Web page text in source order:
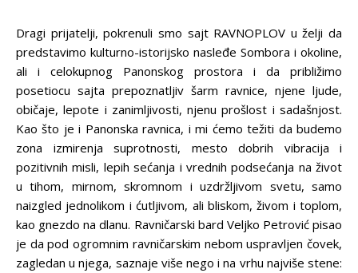
Dragi prijatelji, pokrenuli smo sajt RAVNOPLOV u želji da
predstavimo kulturno-istorijsko nasleđe Sombora i okoline,
ali i celokupnog Panonskog prostora i da približimo
posetiocu sajta prepoznatljiv šarm ravnice, njene ljude,
običaje, lepote i zanimljivosti, njenu prošlost i sadašnjost.
Kao što je i Panonska ravnica, i mi ćemo težiti da budemo
zona izmirenja suprotnosti, mesto dobrih vibracija i
pozitivnih misli, lepih sećanja i vrednih podsećanja na život
u tihom, mirnom, skromnom i uzdržljivom svetu, samo
naizgled jednolikom i ćutljivom, ali bliskom, živom i toplom,
kao gnezdo na dlanu. Ravničarski bard Veljko Petrović pisao
je da pod ogromnim ravničarskim nebom uspravljen čovek,
zagledan u njega, saznaje više nego i na vrhu najviše stene: